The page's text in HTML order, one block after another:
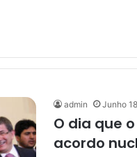
admin Junho
O dia que
acordo